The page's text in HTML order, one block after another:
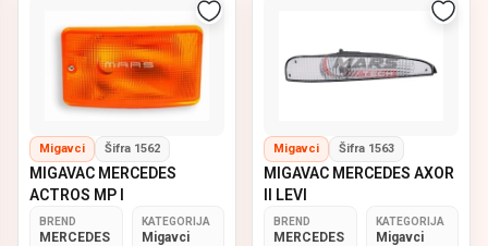
Migavci Šifra 1562
MIGAVAC MERCEDES
ACTROS MP I
BREND
MERCEDES
KATEGORIJA
Migavci
Migavci Šifra 1563
MIGAVAC MERCEDES AXOR
II LEVI
BREND
MERCEDES
KATEGORIJA
Migavci